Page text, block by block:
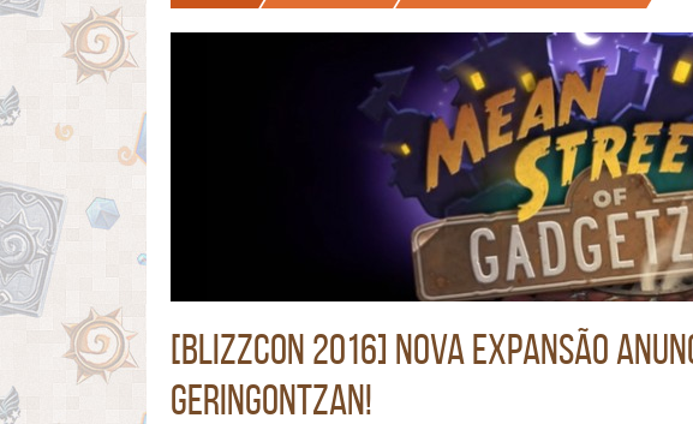
[BlizzCon 2016] Nova expansão
Geringontzan!